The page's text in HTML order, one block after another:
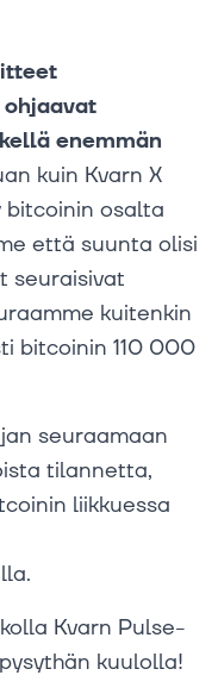
enemmän
kuin Kvarn X
bitcoinin osalta
että suunta olisi
seuraisivat
kuitenkin
bitcoinin 110 000
seuraamaan
tilannetta,
liikkuessa
Kvarn Pulse-
kuulolla!